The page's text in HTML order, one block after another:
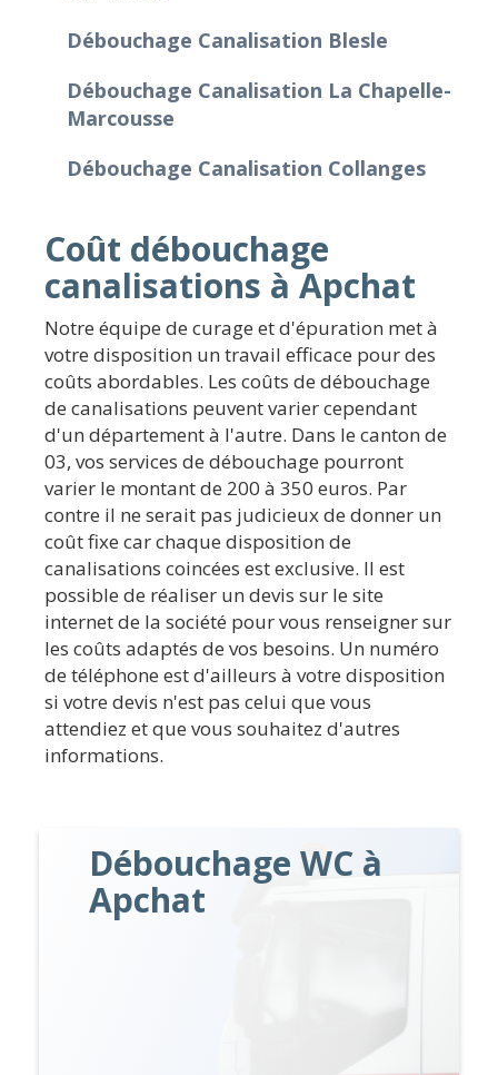
Débouchage Canalisation Blesle
Débouchage Canalisation La Chapelle-
Marcousse
Débouchage Canalisation Collanges
Coût débouchage
canalisations à Apchat
Notre équipe de curage et d'épuration met à
votre disposition un travail efficace pour des
coûts abordables. Les coûts de débouchage
de canalisations peuvent varier cependant
d'un département à l'autre. Dans le canton de
03, vos services de débouchage pourront
varier le montant de 200 à 350 euros. Par
contre il ne serait pas judicieux de donner un
coût fixe car chaque disposition de
canalisations coincées est exclusive. Il est
possible de réaliser un devis sur le site
internet de la société pour vous renseigner sur
les coûts adaptés de vos besoins. Un numéro
de téléphone est d'ailleurs à votre disposition
si votre devis n'est pas celui que vous
attendiez et que vous souhaitez d'autres
informations.
Débouchage WC à
Apchat